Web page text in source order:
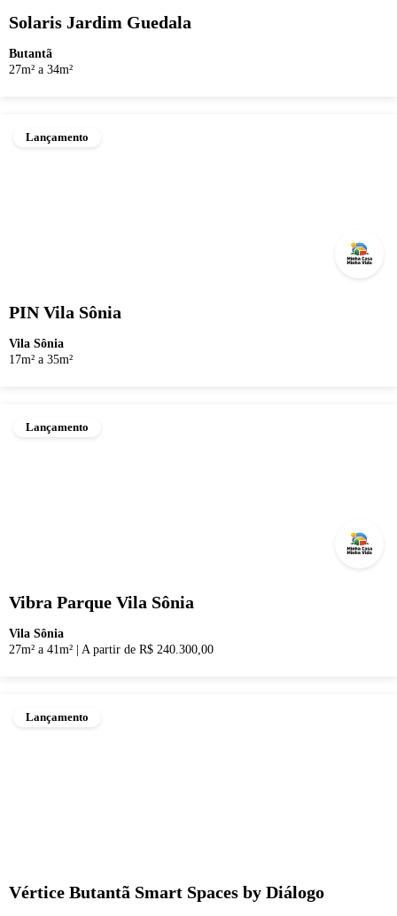
Solaris Jardim Guedala
Butantã
27m² a 34m²
Lançamento
PIN Vila Sônia
Vila Sônia
17m² a 35m²
Lançamento
Vibra Parque Vila Sônia
Vila Sônia
27m² a 41m²
A partir de R$ 240.300,00
Lançamento
Vértice Butantã Smart Spaces by Diálogo